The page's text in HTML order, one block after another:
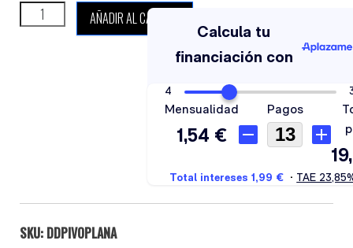
DIRDIVERS LLAVE PIVOTANTE cantidad
AÑADIR AL CARRITO
SKU: DDPIVOPLANA